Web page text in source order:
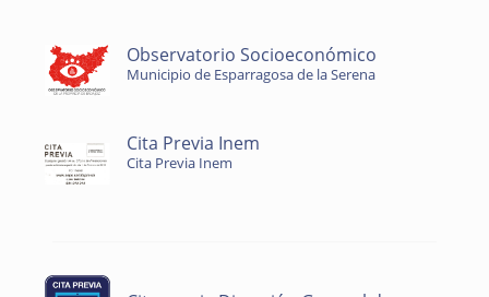
Observatorio Socioeconómico
Municipio de Esparragosa de la Serena
Cita Previa Inem
Cita Previa Inem